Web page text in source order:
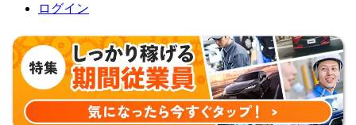
ログイン